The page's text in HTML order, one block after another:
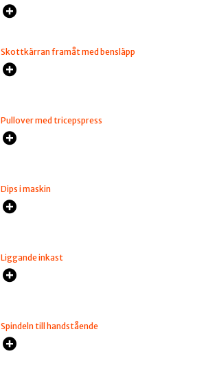
Skottkärran framåt med bensläpp
Pullover med tricepspress
Dips i maskin
Liggande inkast
Spindeln till handstående